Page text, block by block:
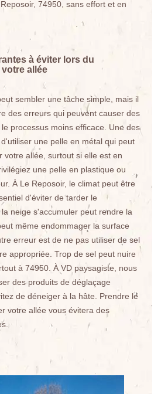
74950, sans effort et en
à éviter lors du
allée
sembler une tâche simple, mais il
des erreurs qui peuvent causer des
processus moins efficace. Une des
une pelle en métal qui peut
votre allée, surtout si elle est en
une pelle en plastique ou
À Le Reposoir, le climat peut être
d'éviter de tarder le
neige s'accumuler peut rendre la
même endommager la surface
erreur est de ne pas utiliser de sel
appropriée. Trop de sel peut nuire
à 74950. À VD paysagiste, nous
des produits de déglaçage
de déneiger à la hâte. Prendre le
votre allée vous évitera des